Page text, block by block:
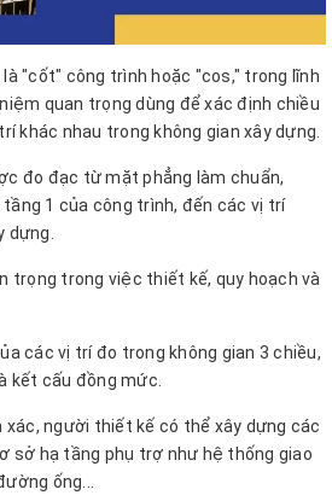
"cốt" công trình hoặc "cos," trong lĩnh
quan trọng dùng để xác định chiều
khác nhau trong không gian xây dựng.
đo đạc từ mặt phẳng làm chuẩn,
1 của công trình, đến các vị trí
dựng.
trọng trong việc thiết kế, quy hoạch và
các vị trí đo trong không gian 3 chiều,
kết cấu đồng mức.
xác, người thiết kế có thể xây dựng các
sở hạ tầng phụ trợ như hệ thống giao
ống...